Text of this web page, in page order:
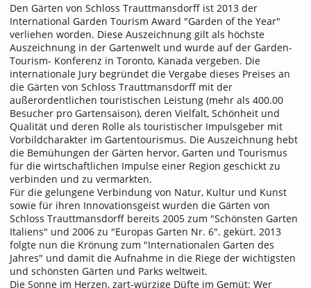
Den Gärten von Schloss Trauttmansdorff ist 2013 der
International Garden Tourism Award "Garden of the Year"
verliehen worden. Diese Auszeichnung gilt als höchste
Auszeichnung in der Gartenwelt und wurde auf der Garden-
Tourism- Konferenz in Toronto, Kanada vergeben. Die
internationale Jury begründet die Vergabe dieses Preises an
die Gärten von Schloss Trauttmansdorff mit der
außerordentlichen touristischen Leistung (mehr als 400.00
Besucher pro Gartensaison), deren Vielfalt, Schönheit und
Qualität und deren Rolle als touristischer Impulsgeber mit
Vorbildcharakter im Gartentourismus. Die Auszeichnung hebt
die Bemühungen der Gärten hervor, Garten und Tourismus
für die wirtschaftlichen Impulse einer Region geschickt zu
verbinden und zu vermarkten.
Für die gelungene Verbindung von Natur, Kultur und Kunst
sowie für ihren Innovationsgeist wurden die Gärten von
Schloss Trauttmansdorff bereits 2005 zum "Schönsten Garten
Italiens" und 2006 zu "Europas Garten Nr. 6". gekürt. 2013
folgte nun die Krönung zum "Internationalen Garten des
Jahres" und damit die Aufnahme in die Riege der wichtigsten
und schönsten Gärten und Parks weltweit.
Die Sonne im Herzen, zart-würzige Düfte im Gemüt: Wer